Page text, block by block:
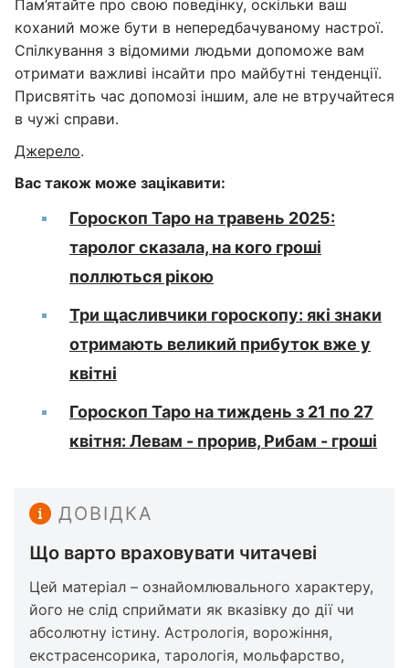
Пам’ятайте про свою поведінку, оскільки ваш
коханий може бути в непередбачуваному настрої.
Спілкування з відомими людьми допоможе вам
отримати важливі інсайти про майбутні тенденції.
Присвятіть час допомозі іншим, але не втручайтеся
в чужі справи.
Джерело.
Вас також може зацікавити:
Гороскоп Таро на травень 2025:
таролог сказала, на кого гроші
поллються рікою
Три щасливчики гороскопу: які знаки
отримають великий прибуток вже у
квітні
Гороскоп Таро на тиждень з 21 по 27
квітня: Левам - прорив, Рибам - гроші
ДОВІДКА
Що варто враховувати читачеві
Цей матеріал – ознайомлювального характеру,
його не слід сприймати як вказівку до дії чи
абсолютну істину. Астрологія, ворожіння,
екстрасенсорика, тарологія, мольфарство,